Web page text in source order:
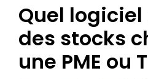
Quel
des stocks
une PME ou